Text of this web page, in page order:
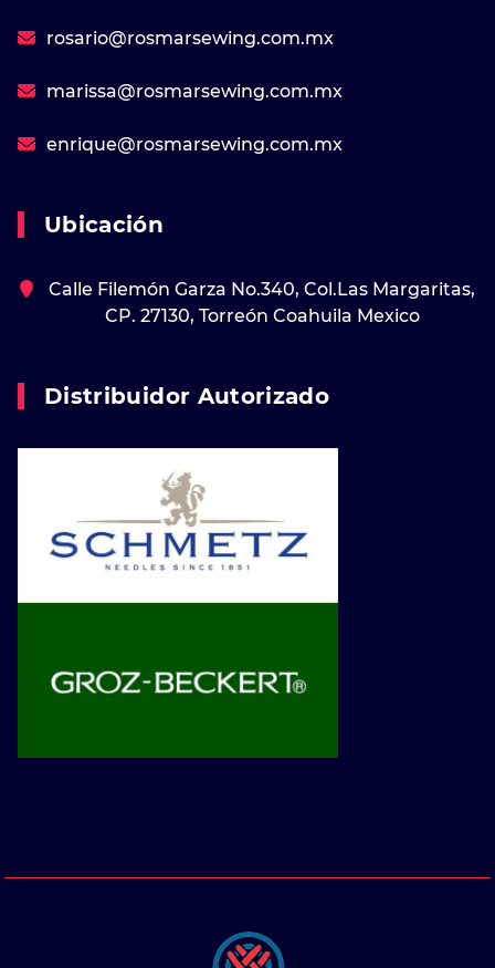
rosario@rosmarsewing.com.mx
marissa@rosmarsewing.com.mx
enrique@rosmarsewing.com.mx
Ubicación
Calle Filemón Garza No.340, Col.Las Margaritas,
CP. 27130, Torreón Coahuila Mexico
Distribuidor Autorizado